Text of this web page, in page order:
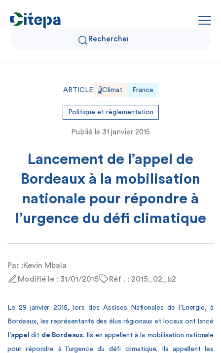
Qui sommes-nous ?
Données Air et Climat
Actualités et décryptages
Expertise et solutions
ARTICLE Climat France
Politique et règlementation
Publié le 31 janvier 2015
Lancement de l’appel de
Bordeaux à la mobilisation
nationale pour répondre à
l’urgence du défi climatique
Par :Kevin Mbala
Modifié le : 31/01/2015
Réf . : 2015_02_b2
Le 29 janvier 2015, lors des Assises Nationales de l’Energie, à
Bordeaux, les représentants des élus régionaux et locaux ont lancé
l’appeldit de Bordeaux. Ils en appellent à la mobilisation nationale
pour répondre à l’urgence du défi climatique. Ils appellent les